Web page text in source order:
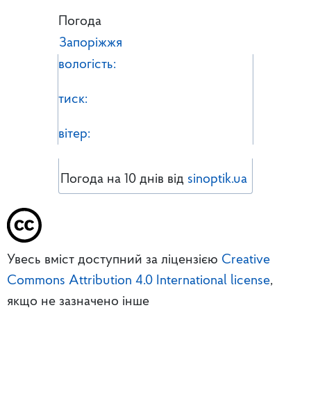
Погода
Запоріжжя
вологість:
тиск:
вітер:
Погода на 10 днів від sinoptik.ua
Увесь вміст доступний за ліцензією Creative
Commons Attribution 4.0 International license,
якщо не зазначено інше